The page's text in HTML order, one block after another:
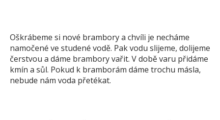
Oškrábeme si nové brambory a chvíli je necháme
namočené ve studené vodě. Pak vodu slijeme, dolijeme
čerstvou a dáme brambory vařit. V době varu přidáme
kmín a sůl. Pokud k bramborám dáme trochu másla,
nebude nám voda přetékat.